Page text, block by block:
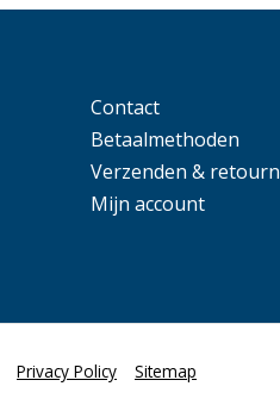
Contact
Betaalmethoden
Verzenden &
Mijn account
Privacy Policy Sitemap